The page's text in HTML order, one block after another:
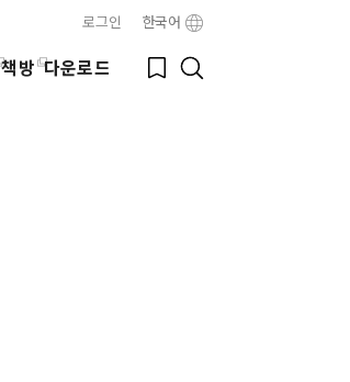
로그인 한국어
Bookmark
Search
책방 다운로드